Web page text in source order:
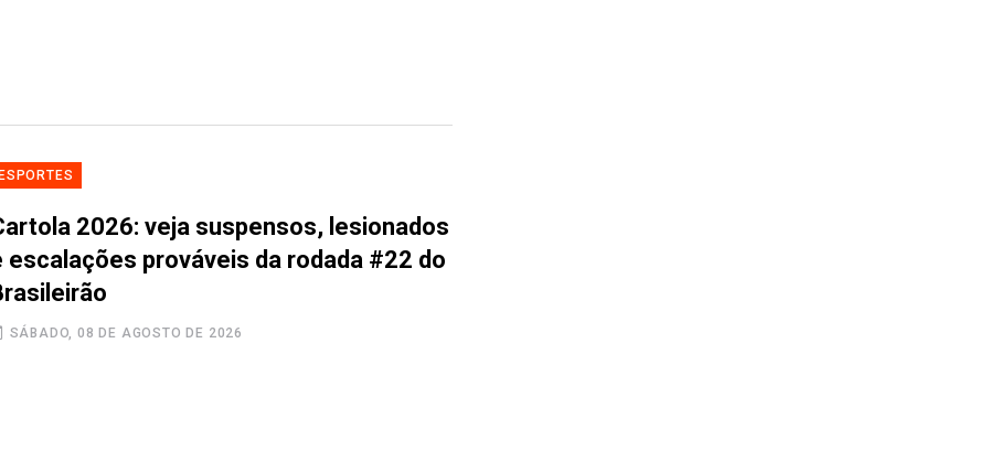
2026: veja suspensos, lesionados
escalações prováveis da rodada #22 do
SÁBADO, 08 DE AGOSTO DE 2026